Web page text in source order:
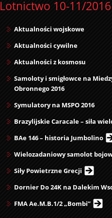
Lotnictwo 10-11/2016
Aktualności wojskowe
Aktualności cywilne
Aktualności z kosmosu
Samoloty i smigłowce na
Obronnego 2016
Symulatory na MSPO 2016
Brazylijskie Caracale – siła
BAe 146 – historia Jumbolino
Wielozadaniowy samolot
Siły Powietrzne Grecji
Dornier Do 24K na Dalekim
FMA Ae.M.B.1/2 „Bombi”